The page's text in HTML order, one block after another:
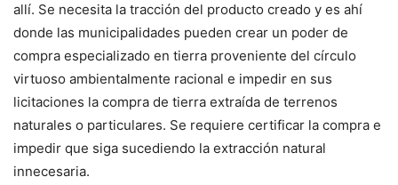
allí. Se necesita la tracción del producto creado y es ahí
donde las municipalidades pueden crear un poder de
compra especializado en tierra proveniente del círculo
virtuoso ambientalmente racional e impedir en sus
licitaciones la compra de tierra extraída de terrenos
naturales o particulares. Se requiere certificar la compra e
impedir que siga sucediendo la extracción natural
innecesaria.